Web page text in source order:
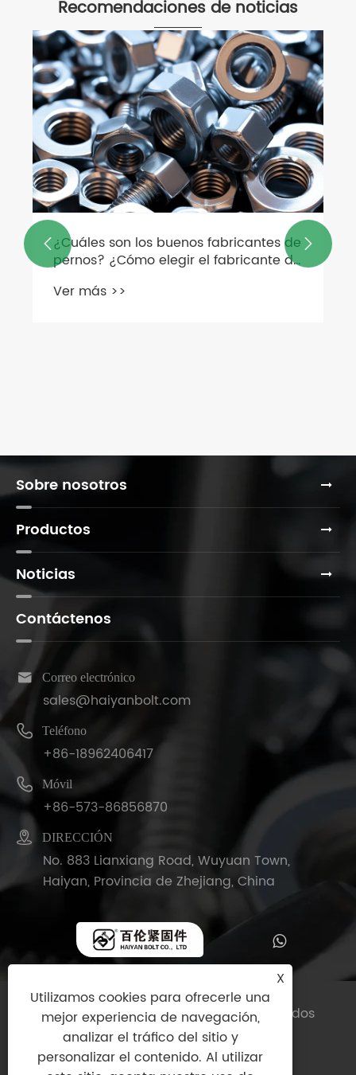
Recomendaciones de noticias
¿Cuáles son los buenos fabricantes de
pernos? ¿Cómo elegir el fabricante de
Ver más >>
 
Sobre nosotros
Productos
Noticias
Contáctenos
 Correo electrónico
sales@haiyanbolt.com
 Teléfono
+86-18962406417
 Móvil
+86-573-86856870
 DIRECCIÓN
No. 883 Lianxiang Road, Wuyuan Town,
Haiyan, Provincia de Zhejiang, China
Copyright © 2025 Haiyan Bolt Co., Ltd. Todos
los derechos reservados.
Links|Sitemap|RSS|XML|política de
X
Utilizamos cookies para ofrecerle una
mejor experiencia de navegación,
analizar el tráfico del sitio y
personalizar el contenido. Al utilizar